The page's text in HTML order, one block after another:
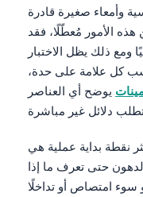
وأمعاء صغيرة قادرة
الأمور مُعطّلًا، فقد
يوميًا ومع ذلك يظل الاختبار
كل علامة على حدة،
يوضح أي العناصر
2026، فإن أكثر نقطة بداية عملية هي
حتى تعرف ما إذا
سوء امتصاص أو تداخلًا